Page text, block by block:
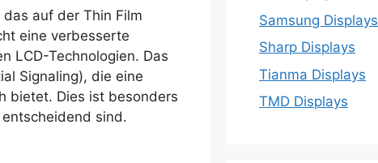
auf der Thin Film
eine verbesserte
LCD-Technologien. Das
Signaling), die eine
bietet. Dies ist besonders
sind.
Samsung Displays
Sharp Displays
Tianma Displays
TMD Displays